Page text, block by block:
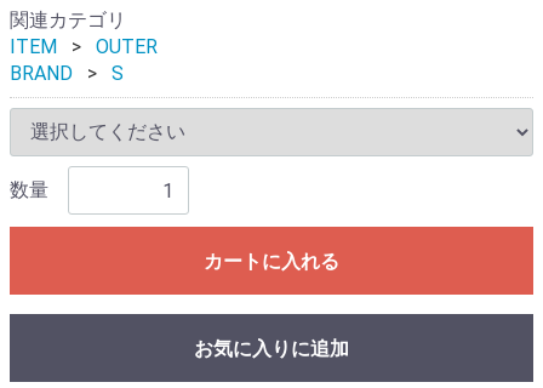
関連カテゴリ
ITEM
OUTER
BRAND
S
数量
カートに入れる
お気に入りに追加